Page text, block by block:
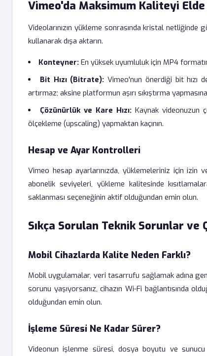
Vimeo'da Maksimum Kaliteyi Elde
Videolarınızın yükleme sonrasında kristal
kullanarak dışa aktarın.
Konteyner: En yüksek uyumluluk için MP4
Bit Hızı (Bitrate): Vimeo'nun önerdiği bit hızı
artırmaz; aksine platformun aşırı sıkıştırma
Çözünürlük ve Kare Hızı: Kaynak videonuzun
ölçekleme (upscaling) yapmaktan kaçının.
Hesap ve Ayar Kontrolleri
Vimeo hesap ayarlarınızda, yüklemeleriniz için
abonelik seviyeleri, yükleme kalitesinde
saklanması seçeneğinin aktif olduğundan emin olun.
Sıkça Sorulan Teknik Sorunlar ve
Mobil Cihazlarda Kalite Neden Farklı?
Mobil uygulamalar, veri tasarrufu sağlamak adına
sorunu yaşıyorsanız, cihazın Wi-Fi bağlantısında
olduğundan emin olun.
İşleme Süresi Ne Kadar Sürer?
Videonun işlenme süresi, dosya boyutu ve